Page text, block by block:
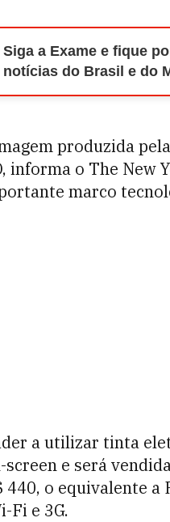
Siga a Exame e fique
notícias do Brasil e do
produzida
informa o The New
marco
a utilizar tinta
e será
440, o equivalente
Fi e 3G.